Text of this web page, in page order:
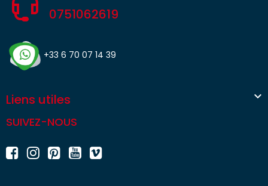
0751062619
+33 6 70 07 14 39
Liens utiles 
SUIVEZ-NOUS